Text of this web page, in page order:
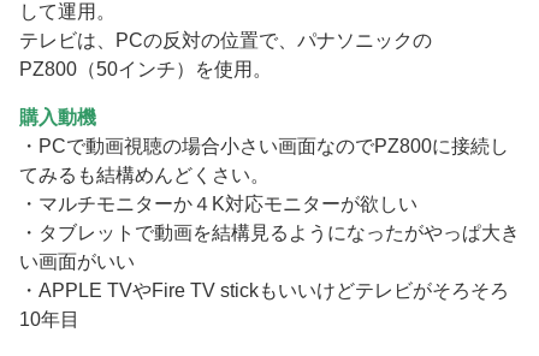
して運用。
テレビは、PCの反対の位置で、パナソニックの
PZ800（50インチ）を使用。
購入動機
・PCで動画視聴の場合小さい画面なのでPZ800に接続し
てみるも結構めんどくさい。
・マルチモニターか４K対応モニターが欲しい
・タブレットで動画を結構見るようになったがやっぱ大き
い画面がいい
・APPLE TVやFire TV stickもいいけどテレビがそろそろ
10年目